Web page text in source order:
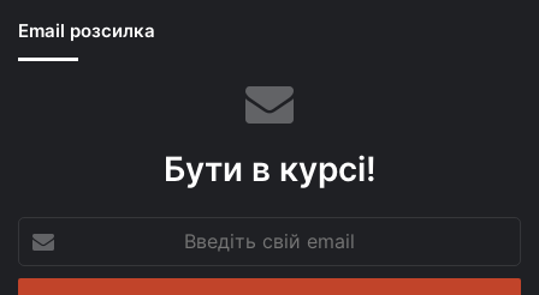
Email розсилка
Бути в курсі!
свій
email